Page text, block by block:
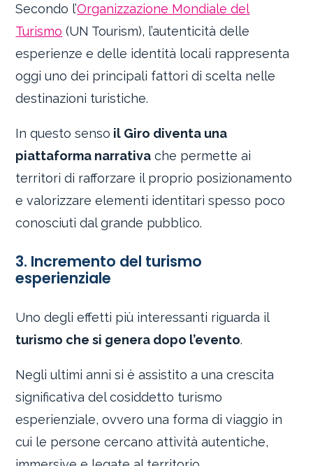
Secondo l’Organizzazione Mondiale del
Turismo (UN Tourism), l’autenticità delle
esperienze e delle identità locali rappresenta
oggi uno dei principali fattori di scelta nelle
destinazioni turistiche.
In questo senso il Giro diventa una
piattaforma narrativa che permette ai
territori di rafforzare il proprio posizionamento
e valorizzare elementi identitari spesso poco
conosciuti dal grande pubblico.
3. Incremento del turismo
esperienziale
Uno degli effetti più interessanti riguarda il
turismo che si genera dopo l’evento.
Negli ultimi anni si è assistito a una crescita
significativa del cosiddetto turismo
esperienziale, ovvero una forma di viaggio in
cui le persone cercano attività autentiche,